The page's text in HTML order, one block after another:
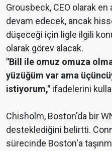
Grousbeck, CEO olarak en
devam edecek, ancak
düşeceği için ligle ilgili
olarak görev alacak.
"Bill ile omuz omuza
yüzüğüm var ama
istiyorum," ifadelerini
Chisholm, Boston'da bir
desteklediğini belirtti.
sürecinde Boston'a